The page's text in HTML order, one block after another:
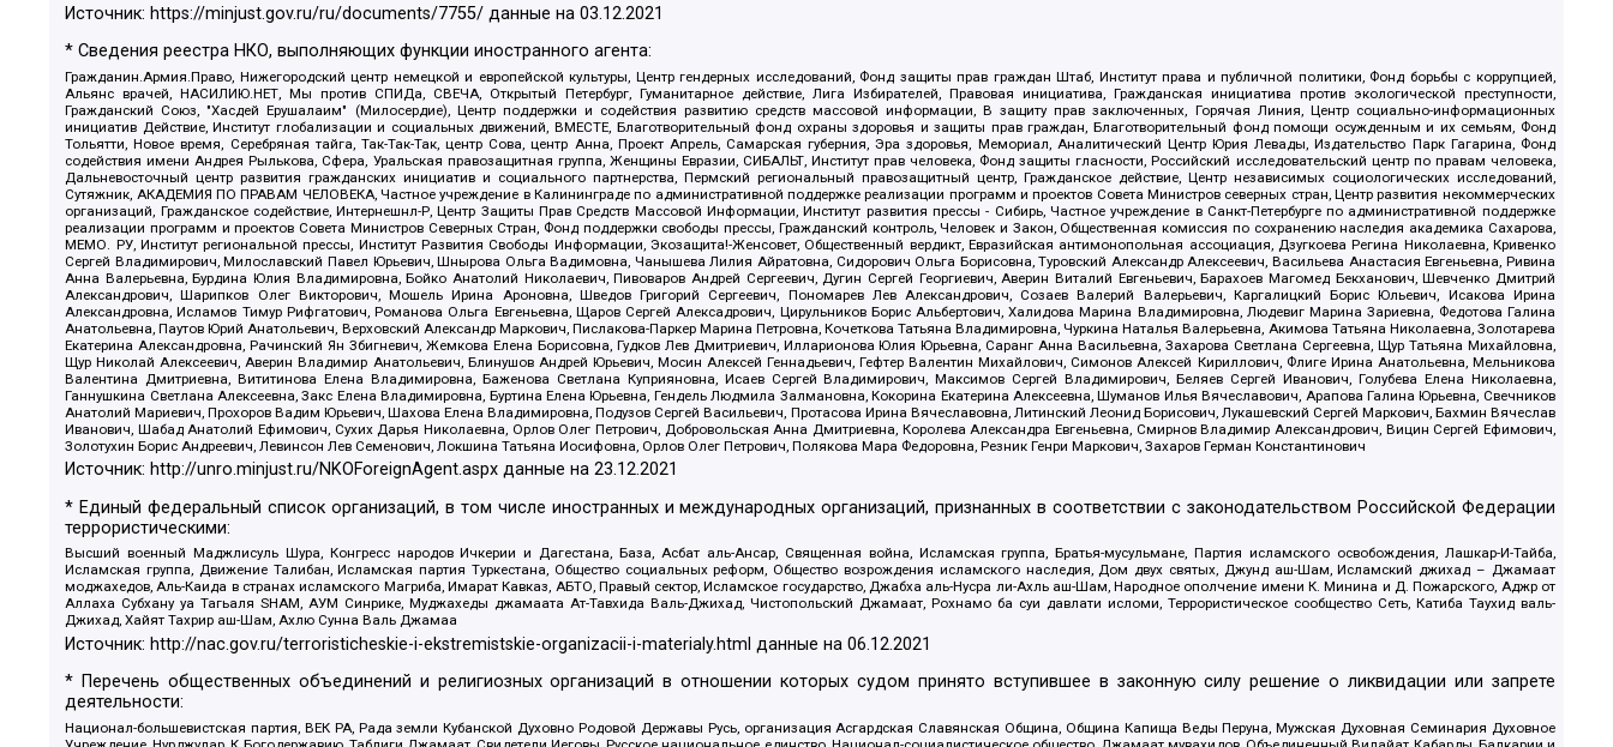
Источник: https://minjust.gov.ru/ru/documents/7755/ данные на03.12.2021
* Сведения реестра НКО, выполняющих функции иностранного агента:
Гражданин.Армия.Право, Нижегородский центр немецкой и европейской культуры, Центр гендерных исследований, Фонд защиты прав граждан Штаб, Институт права и публичной политики, Фонд борьбы с коррупцией,
Альянс врачей, НАСИЛИЮ.НЕТ, Мы против СПИДа, СВЕЧА, Открытый Петербург, Гуманитарное действие, Лига Избирателей, Правовая инициатива, Гражданская инициатива против экологической преступности,
Гражданский Союз, "Хасдей Ерушалаим" (Милосердие), Центр поддержки и содействия развитию средств массовой информации, В защиту прав заключенных, Горячая Линия, Центр социально-информационных
инициатив Действие, Институт глобализации и социальных движений, ВМЕСТЕ, Благотворительный фонд охраны здоровья и защиты прав граждан, Благотворительный фонд помощи осужденным и их семьям, Фонд
Тольятти, Новое время, Серебряная тайга, Так-Так-Так, центр Сова, центр Анна, Проект Апрель, Самарская губерния, Эра здоровья, Мемориал, Аналитический Центр Юрия Левады, Издательство Парк Гагарина, Фонд
содействия имени Андрея Рылькова, Сфера, Уральская правозащитная группа, Женщины Евразии, СИБАЛЬТ, Институт прав человека, Фонд защиты гласности, Российский исследовательский центр по правам человека,
Дальневосточный центр развития гражданских инициатив и социального партнерства, Пермский региональный правозащитный центр, Гражданское действие, Центр независимых социологических исследований,
Сутяжник, АКАДЕМИЯ ПО ПРАВАМ ЧЕЛОВЕКА, Частное учреждение в Калининграде по административной поддержке реализации программ и проектов Совета Министров северных стран, Центр развития некоммерческих
организаций, Гражданское содействие, Интернешнл-Р, Центр Защиты Прав Средств Массовой Информации, Институт развития прессы - Сибирь, Частное учреждение в Санкт-Петербурге по административной поддержке
реализации программ и проектов Совета Министров Северных Стран, Фонд поддержки свободы прессы, Гражданский контроль, Человек и Закон, Общественная комиссия по сохранению наследия академика Сахарова,
МЕМО. РУ, Институт региональной прессы, Институт Развития Свободы Информации, Экозащита!-Женсовет, Общественный вердикт, Евразийская антимонопольная ассоциация, Дзугкоева Регина Николаевна, Кривенко
Сергей Владимирович, Милославский Павел Юрьевич, Шнырова Ольга Вадимовна, Чанышева Лилия Айратовна, Сидорович Ольга Борисовна, Туровский Александр Алексеевич, Васильева Анастасия Евгеньевна, Ривина
Анна Валерьевна, Бурдина Юлия Владимировна, Бойко Анатолий Николаевич, Пивоваров Андрей Сергеевич, Дугин Сергей Георгиевич, Аверин Виталий Евгеньевич, Барахоев Магомед Бекханович, Шевченко Дмитрий
Александрович, Шарипков Олег Викторович, Мошель Ирина Ароновна, Шведов Григорий Сергеевич, Пономарев Лев Александрович, Созаев Валерий Валерьевич, Каргалицкий Борис Юльевич, Исакова Ирина
Александровна, Исламов Тимур Рифгатович, Романова Ольга Евгеньевна, Щаров Сергей Алексадрович, Цирульников Борис Альбертович, Халидова Марина Владимировна, Людевиг Марина Зариевна, Федотова Галина
Анатольевна, Паутов Юрий Анатольевич, Верховский Александр Маркович, Пислакова-Паркер Марина Петровна, Кочеткова Татьяна Владимировна, Чуркина Наталья Валерьевна, Акимова Татьяна Николаевна, Золотарева
Екатерина Александровна, Рачинский Ян Збигневич, Жемкова Елена Борисовна, Гудков Лев Дмитриевич, Илларионова Юлия Юрьевна, Саранг Анна Васильевна, Захарова Светлана Сергеевна, Щур Татьяна Михайловна,
Щур Николай Алексеевич, Аверин Владимир Анатольевич, Блинушов Андрей Юрьевич, Мосин Алексей Геннадьевич, Гефтер Валентин Михайлович, Симонов Алексей Кириллович, Флиге Ирина Анатольевна, Мельникова
Валентина Дмитриевна, Вититинова Елена Владимировна, Баженова Светлана Куприяновна, Исаев Сергей Владимирович, Максимов Сергей Владимирович, Беляев Сергей Иванович, Голубева Елена Николаевна,
Ганнушкина Светлана Алексеевна, Закс Елена Владимировна, Буртина Елена Юрьевна, Гендель Людмила Залмановна, Кокорина Екатерина Алексеевна, Шуманов Илья Вячеславович, Арапова Галина Юрьевна, Свечников
Анатолий Мариевич, Прохоров Вадим Юрьевич, Шахова Елена Владимировна, Подузов Сергей Васильевич, Протасова Ирина Вячеславовна, Литинский Леонид Борисович, Лукашевский Сергей Маркович, Бахмин Вячеслав
Иванович, Шабад Анатолий Ефимович, Сухих Дарья Николаевна, Орлов Олег Петрович, Добровольская Анна Дмитриевна, Королева Александра Евгеньевна, Смирнов Владимир Александрович, Вицин Сергей Ефимович,
Золотухин Борис Андреевич, Левинсон Лев Семенович, Локшина Татьяна Иосифовна, Орлов Олег Петрович, Полякова Мара Федоровна, Резник Генри Маркович, Захаров Герман Константинович
Источник: http://unro.minjust.ru/NKOForeignAgent.aspx данные на23.12.2021
* Единый федеральный список организаций, в том числе иностранных и международных организаций, признанных в соответствии с законодательством Российской Федерации
террористическими:
Высший военный Маджлисуль Шура, Конгресс народов Ичкерии и Дагестана, База, Асбат аль-Ансар, Священная война, Исламская группа, Братья-мусульмане, Партия исламского освобождения, Лашкар-И-Тайба,
Исламская группа, Движение Талибан, Исламская партия Туркестана, Общество социальных реформ, Общество возрождения исламского наследия, Дом двух святых, Джунд аш-Шам, Исламский джихад – Джамаат
моджахедов, Аль-Каида в странах исламского Магриба, Имарат Кавказ, АБТО, Правый сектор, Исламское государство, Джабха аль-Нусра ли-Ахль аш-Шам, Народное ополчение имени К. Минина и Д. Пожарского, Аджр от
Аллаха Субхану уа Тагьаля SHAM, АУМ Синрике, Муджахеды джамаата Ат-Тавхида Валь-Джихад, Чистопольский Джамаат, Рохнамо ба суи давлати исломи, Террористическое сообщество Сеть, Катиба Таухид валь-
Джихад, Хайят Тахрир аш-Шам, Ахлю Сунна Валь Джамаа
Источник: http://nac.gov.ru/terroristicheskie-i-ekstremistskie-organizacii-i-materialy.html данные на06.12.2021
* Перечень общественных объединений и религиозных организаций в отношении которых судом принято вступившее в законную силу решение о ликвидации или запрете
деятельности:
Национал-большевистская партия, ВЕК РА, Рада земли Кубанской Духовно Родовой Державы Русь, организация Асгардская Славянская Община, Община Капища Веды Перуна, Мужская Духовная Семинария Духовное